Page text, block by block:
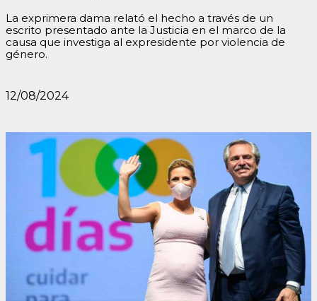
La exprimera dama relató el hecho a través de un
escrito presentado ante la Justicia en el marco de la
causa que investiga al expresidente por violencia de
género.
12/08/2024